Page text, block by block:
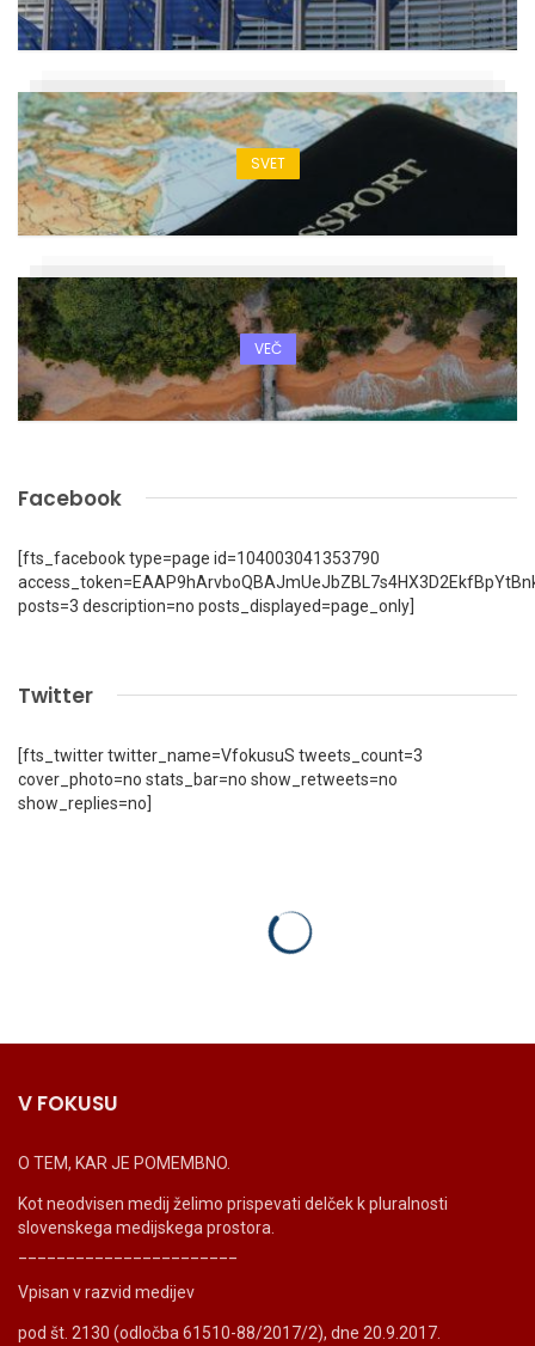
SVET
VEČ
Facebook
[fts_facebook type=page id=104003041353790
posts=3 description=no posts_displayed=page_only]
Twitter
[fts_twitter twitter_name=VfokusuS tweets_count=3
cover_photo=no stats_bar=no show_retweets=no
show_replies=no]
V FOKUSU
O TEM, KAR JE POMEMBNO.
Kot neodvisen medij želimo prispevati delček k pluralnosti
slovenskega medijskega prostora.
Vpisan v razvid medijev
pod št. 2130 (odločba 61510-88/2017/2), dne 20.9.2017.